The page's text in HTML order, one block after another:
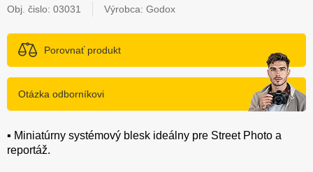
Obj. čislo: 03031 Výrobca: Godox
Porovnať produkt
Otázka odborníkovi
▪️ Miniatúrny systémový blesk ideálny pre Street Photo a
reportáž.